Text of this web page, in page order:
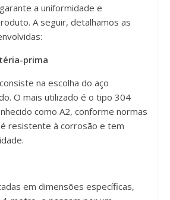
a uniformidade e
A seguir, detalhamos as
prima
na escolha do aço
O mais utilizado é o tipo 304
como A2, conforme normas
é resistente à corrosão e tem
em dimensões específicas,